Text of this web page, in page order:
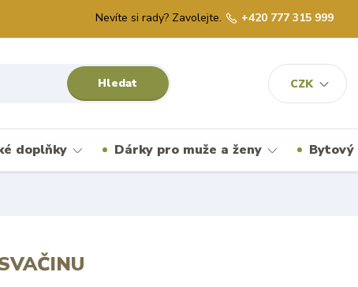
CZK
Hledat
Nevíte si rady? Zavolejte. +420 777 315 999
doplňky Dárky pro muže a ženy